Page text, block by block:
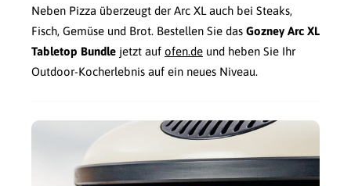
Neben Pizza überzeugt der Arc XL auch bei Steaks,
Fisch, Gemüse und Brot. Bestellen Sie das Gozney Arc XL
Tabletop Bundle jetzt auf ofen.de und heben Sie Ihr
Outdoor-Kocherlebnis auf ein neues Niveau.